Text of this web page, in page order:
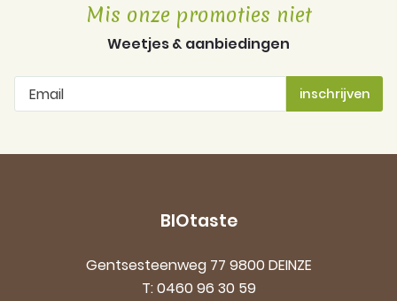
Mis onze promoties niet
Weetjes & aanbiedingen
BIOtaste
Gentsesteenweg 77 9800 DEINZE
T:0460 96 30 59